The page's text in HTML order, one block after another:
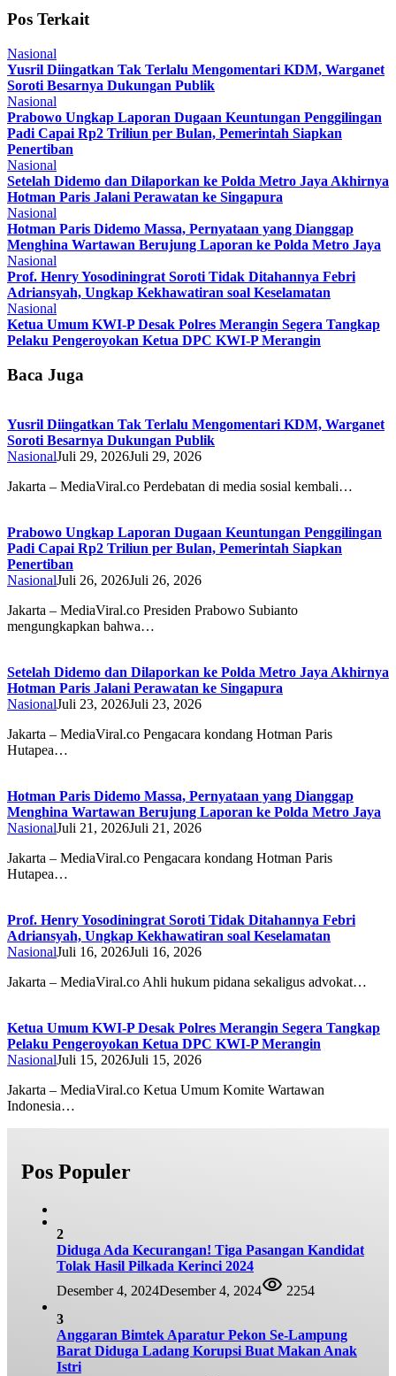
Pos Terkait
Nasional
Yusril Diingatkan Tak Terlalu Mengomentari KDM, Warganet
Soroti Besarnya Dukungan Publik
Nasional
Prabowo Ungkap Laporan Dugaan Keuntungan Penggilingan
Padi Capai Rp2 Triliun per Bulan, Pemerintah Siapkan
Penertiban
Nasional
Setelah Didemo dan Dilaporkan ke Polda Metro Jaya Akhirnya
Hotman Paris Jalani Perawatan ke Singapura
Nasional
Hotman Paris Didemo Massa, Pernyataan yang Dianggap
Menghina Wartawan Berujung Laporan ke Polda Metro Jaya
Nasional
Prof. Henry Yosodiningrat Soroti Tidak Ditahannya Febri
Adriansyah, Ungkap Kekhawatiran soal Keselamatan
Nasional
Ketua Umum KWI-P Desak Polres Merangin Segera Tangkap
Pelaku Pengeroyokan Ketua DPC KWI-P Merangin
Baca Juga
Yusril Diingatkan Tak Terlalu Mengomentari KDM, Warganet
Soroti Besarnya Dukungan Publik
NasionalJuli 29, 2026Juli 29, 2026
Jakarta – MediaViral.co Perdebatan di media sosial kembali…
Prabowo Ungkap Laporan Dugaan Keuntungan Penggilingan
Padi Capai Rp2 Triliun per Bulan, Pemerintah Siapkan
Penertiban
NasionalJuli 26, 2026Juli 26, 2026
Jakarta – MediaViral.co Presiden Prabowo Subianto
mengungkapkan bahwa…
Setelah Didemo dan Dilaporkan ke Polda Metro Jaya Akhirnya
Hotman Paris Jalani Perawatan ke Singapura
NasionalJuli 23, 2026Juli 23, 2026
Jakarta – MediaViral.co Pengacara kondang Hotman Paris
Hutapea…
Hotman Paris Didemo Massa, Pernyataan yang Dianggap
Menghina Wartawan Berujung Laporan ke Polda Metro Jaya
NasionalJuli 21, 2026Juli 21, 2026
Jakarta – MediaViral.co Pengacara kondang Hotman Paris
Hutapea…
Prof. Henry Yosodiningrat Soroti Tidak Ditahannya Febri
Adriansyah, Ungkap Kekhawatiran soal Keselamatan
NasionalJuli 16, 2026Juli 16, 2026
Jakarta – MediaViral.co Ahli hukum pidana sekaligus advokat…
Ketua Umum KWI-P Desak Polres Merangin Segera Tangkap
Pelaku Pengeroyokan Ketua DPC KWI-P Merangin
NasionalJuli 15, 2026Juli 15, 2026
Jakarta – MediaViral.co Ketua Umum Komite Wartawan
Indonesia…
Pos Populer
2
Diduga Ada Kecurangan! Tiga Pasangan Kandidat
Tolak Hasil Pilkada Kerinci 2024
Desember 4, 2024Desember 4, 2024
2254
3
Anggaran Bimtek Aparatur Pekon Se-Lampung
Barat Diduga Ladang Korupsi Buat Makan Anak
Istri